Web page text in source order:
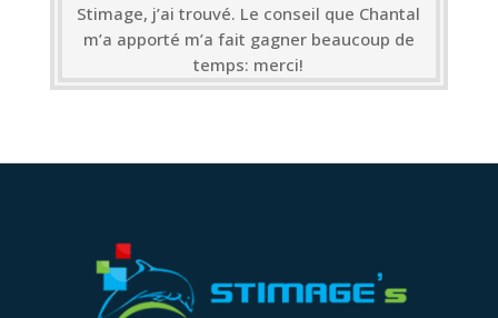
Stimage, j’ai trouvé. Le conseil que Chantal
m’a apporté m’a fait gagner beaucoup de
temps: merci!